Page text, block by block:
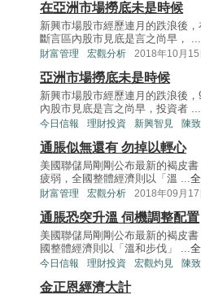
在亞洲市場撈底未是時候
新興市場股市經歷連月的跌浪後
斷言區內股市見底是言之尚早， ...
財富管理 宏觀分析 2018年10月15
亞洲市場撈底未是時候
新興市場股市經歷連月的跌浪後
內股市見底是言之尚早，投資者 ...
今日信報 理財投資 新興智見 陳
通脹似無還有 勿掉以輕心
美國聯儲局剛剛公布最新的褐皮
疲弱，全國整體經濟則以「溫 ...
財富管理 宏觀分析 2018年09月17
通脹恐突升溫 伺機調整配置
美國聯儲局剛剛公布最新的褐皮
國整體經濟則以「溫和步伐」 ...
今日信報 理財投資 宏觀灼見 陳
金正恩經濟大計